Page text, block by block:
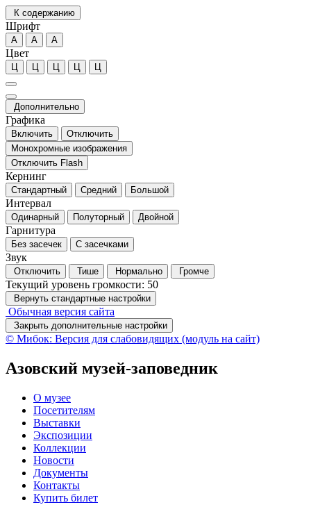
К содержанию
Шрифт
А А А
Цвет
Ц Ц Ц Ц Ц
Дополнительно
Графика
Включить
Отключить
Монохромные изображения
Отключить Flash
Кернинг
Стандартный Средний Большой
Интервал
Одинарный Полуторный Двойной
Гарнитура
Без засечек С засечками
Звук
Отключить Тише Нормально Громче
Текущий уровень громкости: 50
Вернуть стандартные настройки
Обычная версия сайта
Закрыть дополнительные настройки
© Мибок: Версия для слабовидящих (модуль на сайт)
Азовский музей-заповедник
О музее
Посетителям
Выставки
Экспозиции
Коллекции
Новости
Документы
Контакты
Купить билет